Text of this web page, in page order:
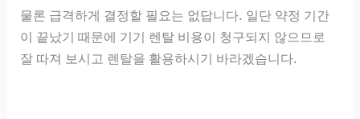
물론 급격하게 결정할 필요는 없답니다. 일단 약정 기간
이 끝났기 때문에 기기 렌탈 비용이 청구되지 않으므로
잘 따져 보시고 렌탈을 활용하시기 바라겠습니다.